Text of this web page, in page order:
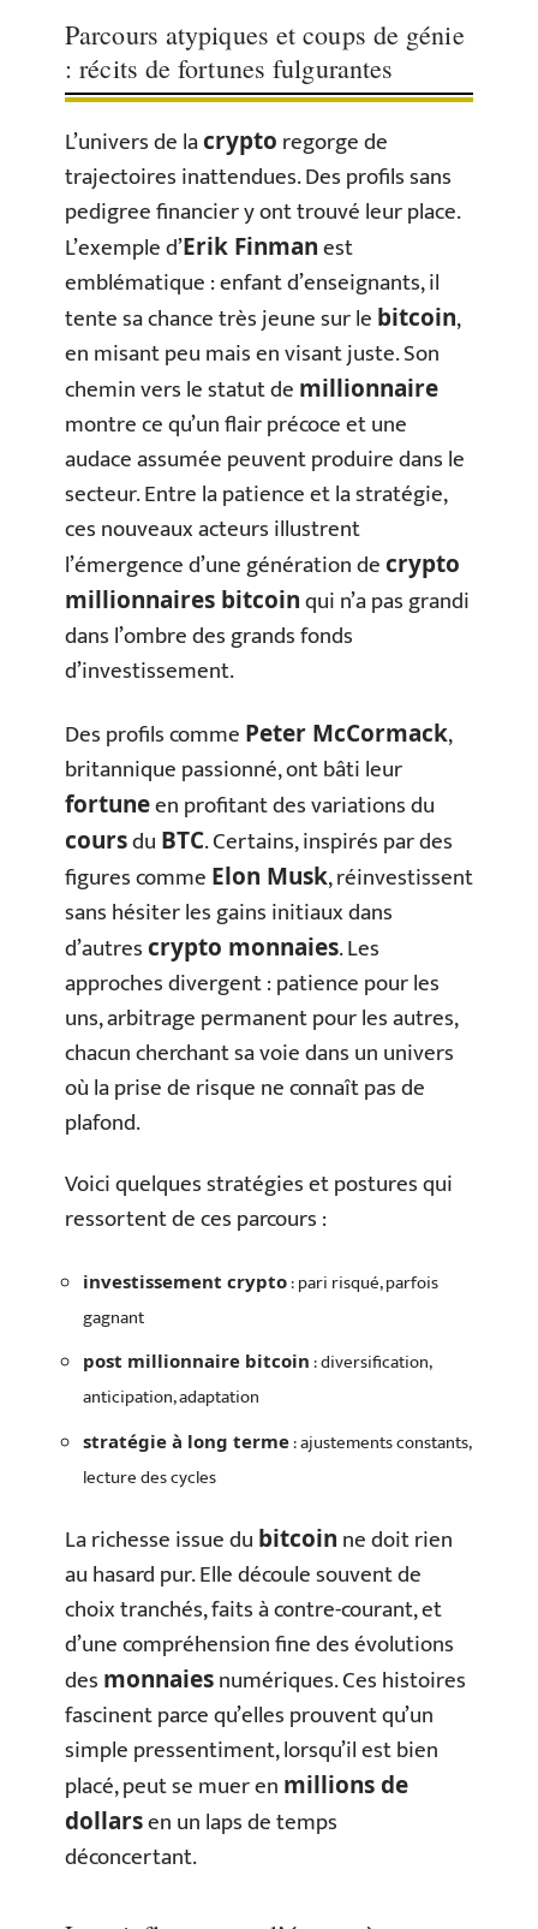
Parcours atypiques et coups de génie
: récits de fortunes fulgurantes
L’univers de lacrypto regorge de
trajectoires inattendues. Des profils sans
pedigree financier y ont trouvé leur place.
L’exemple d’Erik Finmanest
emblématique : enfant d’enseignants, il
tente sa chance très jeune sur le bitcoin,
en misant peu mais en visant juste. Son
chemin vers le statut de millionnaire
montre ce qu’un flair précoce et une
audace assumée peuvent produire dans le
secteur. Entre la patience et la stratégie,
ces nouveaux acteurs illustrent
l’émergence d’une génération decrypto
millionnaires bitcoinqui n’a pas grandi
dans l’ombre des grands fonds
d’investissement.
Des profils comme Peter McCormack,
britannique passionné, ont bâti leur
fortuneen profitant des variations du
coursdu BTC. Certains, inspirés par des
figures comme Elon Musk, réinvestissent
sans hésiter les gains initiaux dans
d’autrescrypto monnaies. Les
approches divergent : patience pour les
uns, arbitrage permanent pour les autres,
chacun cherchant sa voie dans un univers
où la prise de risque ne connaît pas de
plafond.
Voici quelques stratégies et postures qui
ressortent de ces parcours :
investissement crypto: pari risqué, parfois
gagnant
post millionnaire bitcoin : diversification,
anticipation, adaptation
stratégie à long terme: ajustements constants,
lecture des cycles
La richesse issue du bitcoin ne doit rien
au hasard pur. Elle découle souvent de
choix tranchés, faits à contre-courant, et
d’une compréhension fine des évolutions
des monnaiesnumériques. Ces histoires
fascinent parce qu’elles prouvent qu’un
simple pressentiment, lorsqu’il est bien
placé, peut se muer en millions de
dollarsen un laps de temps
déconcertant.